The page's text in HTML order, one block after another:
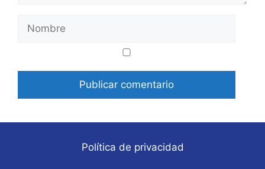
electrónico
Política de privacidad